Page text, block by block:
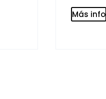
Más info